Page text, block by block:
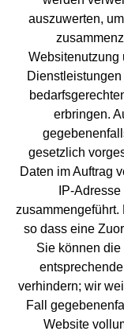
auszuwerten,
Websitenutzung
erbringen.
gesetzlich
Daten im Auftrag
IP-
so dass eine
Sie können
verhindern; wir
Fall
Website